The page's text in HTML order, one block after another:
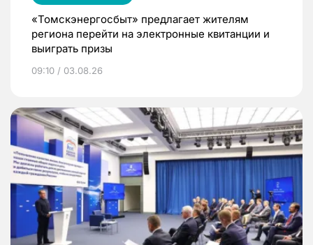
«Томскэнергосбыт» предлагает жителям
региона перейти на электронные квитанции и
выиграть призы
09:10 / 03.08.26